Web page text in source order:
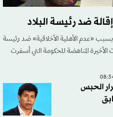
ضد رئيسة البلاد
بسبب «عدم الأهلية الأخلاقية» ضد رئيسة
الأخيرة المناهضة للحكومة التي أسفرت
الحبس